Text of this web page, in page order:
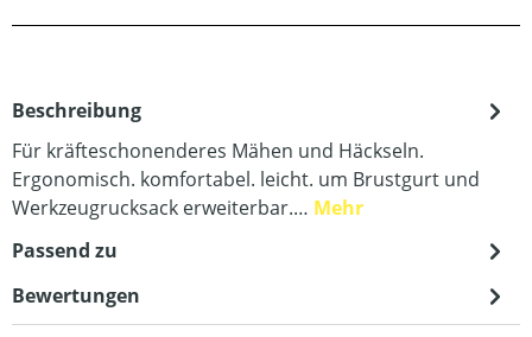
Beschreibung
Für kräfteschonenderes Mähen und Häckseln.
Ergonomisch. komfortabel. leicht. um Brustgurt und
Werkzeugrucksack erweiterbar.… Mehr
Passend zu
Bewertungen